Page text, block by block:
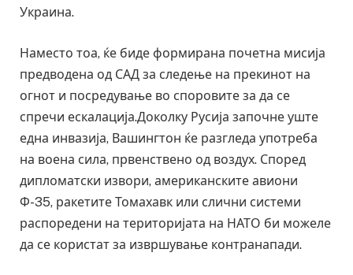
Украина.
Наместо тоа, ќе биде формирана почетна мисија
предводена од САД за следење на прекинот на
огнот и посредување во споровите за да се
спречи ескалација.Доколку Русија започне уште
една инвазија, Вашингтон ќе разгледа употреба
на воена сила, првенствено од воздух. Според
дипломатски извори, американските авиони
Ф-35, ракетите Томахавк или слични системи
распоредени на територијата на НАТО би можеле
да се користат за извршување контранапади.